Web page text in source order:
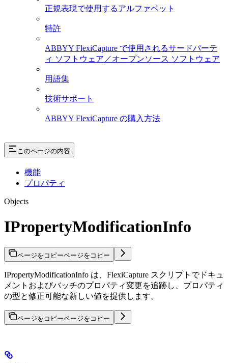
正規表現で使用するアルファベット
特許
ABBYY FlexiCapture で使用されるサードパーテ
ィ ソフトウェア／オープンソース ソフトウェア
用語集
技術サポート
ABBYY FlexiCapture の購入方法
このページの内容
機能
プロパティ
Objects
IPropertyModificationInfo
ページをコピーページをコピー
IPropertyModificationInfo は、FlexiCapture スクリプトでドキュ
メントおよびバッチのプロパティ変更を追跡し、プロパティ
の型と修正可能な新しい値を提供します。
ページをコピーページをコピー